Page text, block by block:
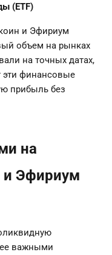
(ETF)
и Эфириум
объем на рынках
на точных датах,
эти финансовые
прибыль без
на
и Эфириум
важными